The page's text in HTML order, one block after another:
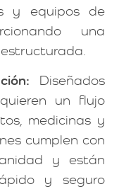
y equipos de
una
Diseñados
un flujo
medicinas y
cumplen con
y están
y seguro